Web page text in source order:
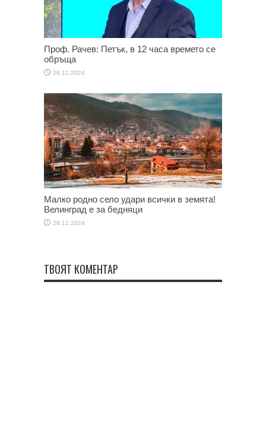
Проф. Рачев: Петък, в 12 часа времето се
обръща
26.11.2024
Малко родно село удари всички в земята!
Велинград е за бедняци
26.11.2024
ТВОЯТ КОМЕНТАР